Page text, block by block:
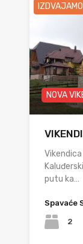
IZDVAJAMO
NOVA
putu ka…
Spavaće
2